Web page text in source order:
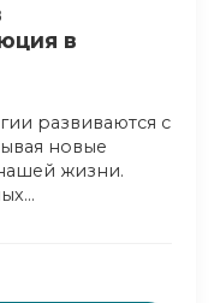
в
развиваются с
новые
жизни.